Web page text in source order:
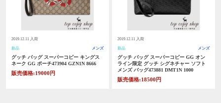
2019.12.11 入荷
新品 メンズ
グッチ バッグ スーパーコピー キングス
ネーク GG ポーチ473904 GZN1N 8666
販売価格:19000円
2019.12.11 入荷
新品 メンズ
グッチ バッグ スーパーコピー GG オン
ライン限定 グッチ シグネチャー ソフト
メンズ バッグ473881 DMT1N 1000
販売価格:18500円